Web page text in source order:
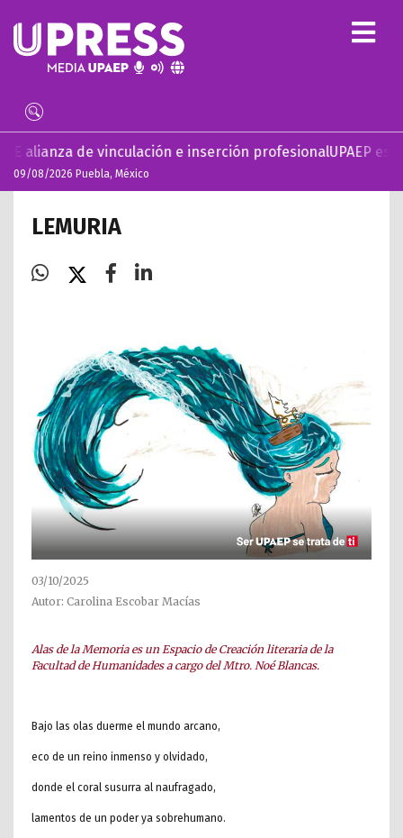
vinculación e inserción profesionalUPAEP estrena ‘Volar’,
09/08/2026 Puebla, México
LEMURIA
03/10/2025
Autor: Carolina Escobar Macías
Alas de la Memoria es un Espacio de Creación literaria de la
Facultad de Humanidades a cargo del Mtro. Noé Blancas.
Bajo las olas duerme el mundo arcano,
eco de un reino inmenso y olvidado,
donde el coral susurra al naufragado,
lamentos de un poder ya sobrehumano.